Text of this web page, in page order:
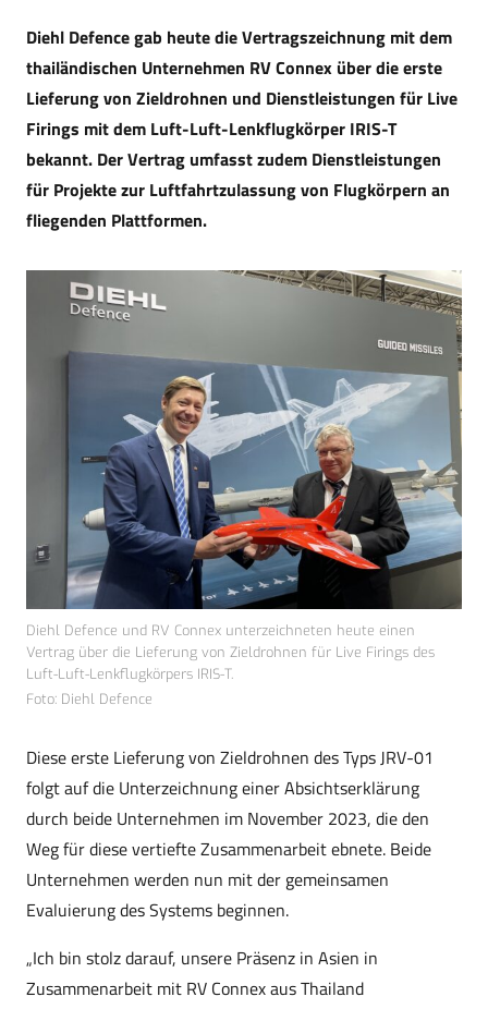
Diehl Defence gab heute die Vertragszeichnung mit dem
thailändischen Unternehmen RV Connex über die erste
Lieferung von Zieldrohnen und Dienstleistungen für Live
Firings mit dem Luft-Luft-Lenkflugkörper IRIS-T
bekannt. Der Vertrag umfasst zudem Dienstleistungen
für Projekte zur Luftfahrtzulassung von Flugkörpern an
fliegenden Plattformen.
Diehl Defence und RV Connex unterzeichneten heute einen
Vertrag über die Lieferung von Zieldrohnen für Live Firings des
Luft-Luft-Lenkflugkörpers IRIS-T.
Foto: Diehl Defence
Diese erste Lieferung von Zieldrohnen des Typs JRV-01
folgt auf die Unterzeichnung einer Absichtserklärung
durch beide Unternehmen im November 2023, die den
Weg für diese vertiefte Zusammenarbeit ebnete. Beide
Unternehmen werden nun mit der gemeinsamen
Evaluierung des Systems beginnen.
„Ich bin stolz darauf, unsere Präsenz in Asien in
Zusammenarbeit mit RV Connex aus Thailand